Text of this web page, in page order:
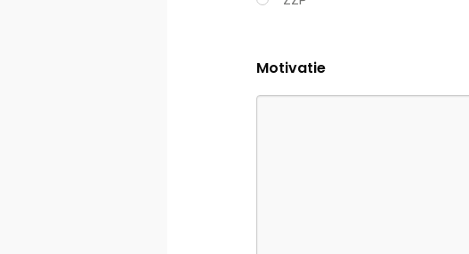
Motivatie